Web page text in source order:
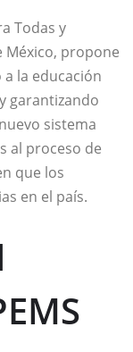
Todas y
México, propone
la educación
garantizando
sistema
al proceso de
que los
en el país.